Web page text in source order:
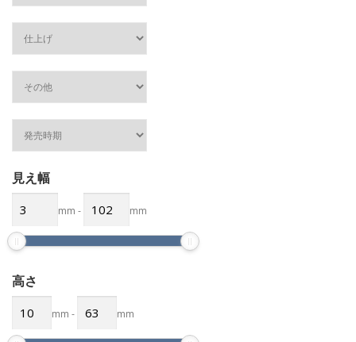
見え幅
mm - mm
高さ
mm - mm